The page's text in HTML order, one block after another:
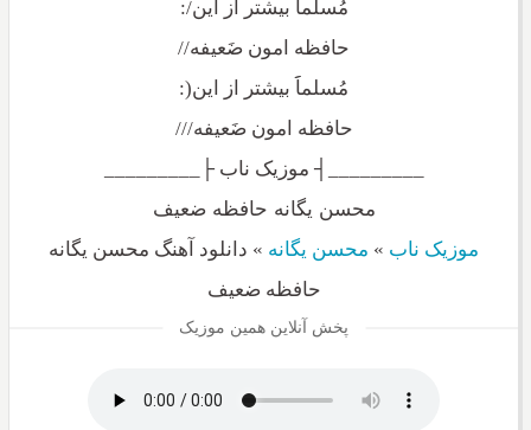
مُسلماََ بیشتر از این/:
حافظه امون ضَعیفه//
مُسلماََ بیشتر از این(:
حافظه امون ضَعیفه///
_________┤ موزیک ناب ├_________
محسن یگانه حافظه ضعیف
موزیک ناب » محسن یگانه » دانلود آهنگ محسن یگانه
حافظه ضعیف
پخش آنلاین همین موزیک